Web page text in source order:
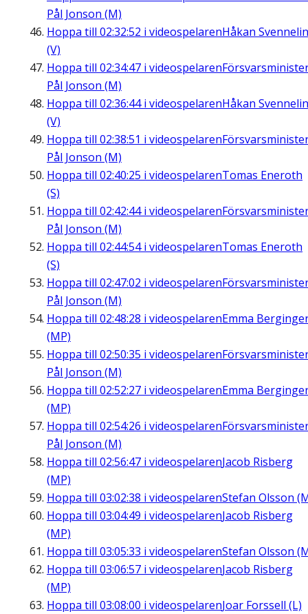
Pål Jonson (M)
Hoppa till 02:32:52 i videospelarenHåkan
(V)
Hoppa till 02:34:47 i videospelaren
Pål Jonson (M)
Hoppa till 02:36:44i videospelarenHåkan
(V)
Hoppa till 02:38:51 i videospelaren
Pål Jonson (M)
Hoppa till 02:40:25 i videospelarenTomas Eneroth
(S)
Hoppa till 02:42:44i videospelaren
Pål Jonson (M)
Hoppa till 02:44:54i videospelarenTomas Eneroth
(S)
Hoppa till 02:47:02 i videospelaren
Pål Jonson (M)
Hoppa till 02:48:28 i videospelarenEmma
(MP)
Hoppa till 02:50:35 i videospelaren
Pål Jonson (M)
Hoppa till 02:52:27 i videospelarenEmma
(MP)
Hoppa till 02:54:26 i videospelaren
Pål Jonson (M)
Hoppa till 02:56:47 i videospelarenJacob Risberg
(MP)
Hoppa till 03:02:38 i videospelarenStefan Olsson
Hoppa till 03:04:49 i videospelarenJacob Risberg
(MP)
Hoppa till 03:05:33 i videospelarenStefan Olsson
Hoppa till 03:06:57 i videospelarenJacob Risberg
(MP)
Hoppa till 03:08:00 i videospelarenJoar Forssell (L)